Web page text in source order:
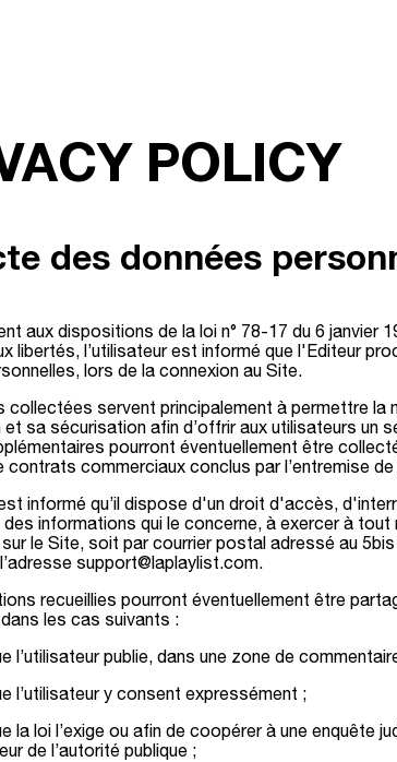
POLICY
des données
aux dispositions de la loi n° 78-17 du 6 janvier
libertés, l’utilisateur est informé que l'Editeur
lors de la connexion au Site.
collectées servent principalement à permettre
sa sécurisation afin d’offrir aux utilisateurs un
pourront éventuellement être
contrats commerciaux conclus par l’entremise
est informé qu’il dispose d'un droit d'accès,
informations qui le concerne, à exercer à
le Site, soit par courrier postal adressé au
support@laplaylist.com.
recueillies pourront éventuellement être
dans les cas suivants :
l’utilisateur publie, dans une zone de
l’utilisateur y consent expressément ;
la loi l’exige ou afin de coopérer à une enquête
de l’autorité publique ;